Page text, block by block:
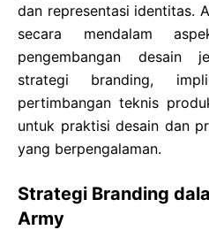
dan representasi identitas.
secara mendalam
pengembangan desain
strategi branding,
pertimbangan teknis
untuk praktisi desain dan
yang berpengalaman.
Strategi Branding
Army